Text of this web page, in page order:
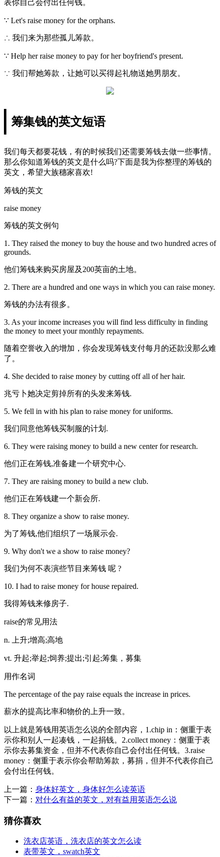
表你自己会付出任何钱。
∵ Let's raise money for the orphans.
∴ 我们来为那些孤儿筹款。
∵ Help her raise money to pay for her boyfriend's present.
∵ 我们帮她筹款，让她可以买得起礼物送她男朋友。
筹集钱的英文短语
我们每天都要花钱，有的时候我们还需要筹钱去做一些事情。
那么你知道筹钱的英文是什么吗?下面是我为你整理的筹钱的
英文，希望大族穗家喜欢!
筹钱的英文
raise money
筹钱的英文例句
1. They raised the money to buy the house and two hundred acres of
grounds.
他们筹钱来购买房屋及200英亩的土地。
2. There are a hundred and one ways in which you can raise money.
筹钱的办法有很多。
3. As your income increases you will find less difficulty in finding
the money to meet your monthly repayments.
随着空誉收入的增加，你会发现筹钱支付每月的还款没那么难
了。
4. She decided to raise money by cutting off all of her hair.
兆亏卜她决定剪掉所有的头发来筹钱.
5. We fell in with his plan to raise money for uniforms.
我们同意他筹钱买制服的计划.
6. They were raising money to build a new center for research.
他们正在筹钱,准备建一个研究中心.
7. They are raising money to build a new club.
他们正在筹钱建一个新会所.
8. They organize a show to raise money.
为了筹钱,他们组织了一场展示会.
9. Why don't we a show to raise money?
我们为何不表演些节目来筹钱 呢 ?
10. I had to raise money for house repaired.
我得筹钱来修房子.
raise的常见用法
n. 上升;增高;高地
vt. 升起;举起;饲养;提出;引起;筹集，募集
用作名词
The percentage of the pay raise equals the increase in prices.
薪水的提高比率和物价的上升一致。
以上就是筹钱用英语怎么说的全部内容，1.chip in：侧重于表
示你和别人一起凑钱，一起捐钱。2.collect money：侧重于表
示你去募集资金，但并不代表你自己会付出任何钱。3.raise
money：侧重于表示你会帮助筹款，募捐，但并不代表你自己
会付出任何钱。
上一篇： 身体好英文，身体好怎么读英语
下一篇： 对什么有益的英文，对有益用英语怎么说
猜你喜欢
洗衣店英语，洗衣店的英文怎么读
表带英文，swatch英文